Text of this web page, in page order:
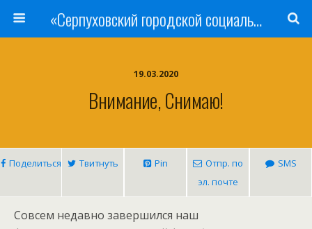
«Серпуховский городской социально-реабилитационный Центр для несовершеннолетних»
19.03.2020
Внимание, Снимаю!
Поделиться Твитнуть Pin
Отпр. по
эл. почте
SMS
Совсем недавно завершился наш